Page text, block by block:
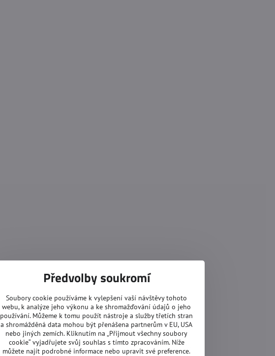
Předvolby soukromí
Soubory cookie používáme k vylepšení vaší návštěvy tohoto
webu, k analýze jeho výkonu a ke shromažďování údajů o jeho
používání. Můžeme k tomu použít nástroje a služby třetích stran
a shromážděná data mohou být přenášena partnerům v EU, USA
nebo jiných zemích. Kliknutím na „Přijmout všechny soubory
cookie“ vyjadřujete svůj souhlas s tímto zpracováním. Níže
můžete najít podrobné informace nebo upravit své preference.